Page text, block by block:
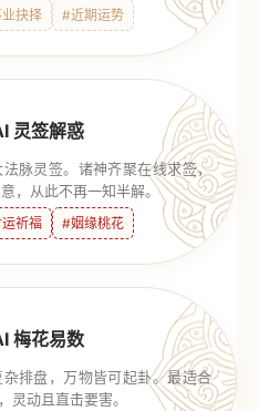
抉择 #近期运势
灵签解惑
脉灵签。诸神齐聚在线求签，
，从此不再一知半解。
祈福 #姻缘桃花
梅花易数
排盘，万物皆可起卦。最适合
灵动且直击要害。